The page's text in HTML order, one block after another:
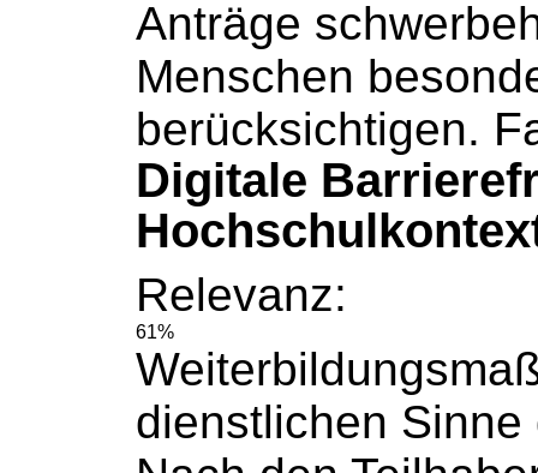
Anträge
Menschen
berücksichtigen.
Digitale
Relevanz:
61%
dienstlichen